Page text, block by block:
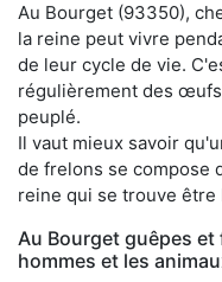
Au Bourget (93350),
la reine peut vivre
de leur cycle de vie.
régulièrement des
peuplé.
Il vaut mieux savoir
de frelons se compose
reine qui se trouve être
Au Bourget guêpes
hommes et les